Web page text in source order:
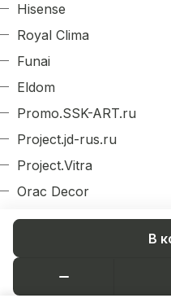
В
Hisense
Royal Clima
Funai
Eldom
Promo.SSK-ART.ru
Project.jd-rus.ru
Project.Vitra
Orac Decor
Evroplast